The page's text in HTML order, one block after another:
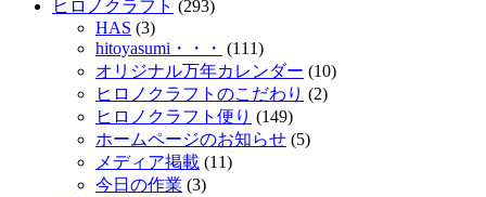
ヒロノクラフト (293)
HAS (3)
hitoyasumi・・・ (111)
オリジナル万年カレンダー (10)
ヒロノクラフトのこだわり (2)
ヒロノクラフト便り (149)
ホームページのお知らせ (5)
メディア掲載 (11)
今日の作業 (3)